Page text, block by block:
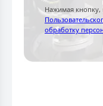
Нажимая кнопку,
обработку